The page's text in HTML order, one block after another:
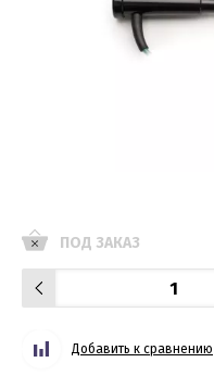
ПОД ЗАКАЗ
Добавить к сравнению